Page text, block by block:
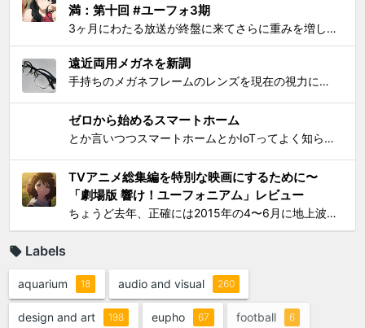
満：第十回 #ユーフォ3期
3ヶ月にわたる放送が終盤に来てさらに重みを増して、それをどう自分なりに消化してテキストとして残せばいいかを考えてたら数週間が経過してました。難関である関西大会を前に北宇治高校吹奏楽部とその部長でひとりのユーフォニアム奏者でもある黄前久美子という人物に「史上最大の危機」が訪れたのが...
遠近両用メガネを新調
手持ちのメガネフレームのレンズを現在の視力に合わせて総入れ替えしてから気になり始めた手元を見るときの違和感が特にこの1年で増したので、思い切って遠近両用メガネを新調した。要するにアラフィフにふさわしく老眼が進んで近くが見えづらくなったので、道具でサポートせねばならなくなったわけで...
ゼロから始めるスマートホーム
とか言いつつスマートホームとかIoTってよく知らんけど、おもしろ電気小物を活用して家電生活をもっとエンジョイしちゃおう！というわけで初歩的なものからIT系ガジェットまで一気に紹介して使い方の提案をしようと思う。 0）アナログ的なもの：リモコンコンセント、タイマーつきコンセント...
TVアニメ総集編を特別な映画にするために〜
「劇場版 響け！ユーフォニアム」レビュー
ちょうど去年、正確には2015年の4〜6月に地上波放映されたTVシリーズアニメ「響け！ユーフォニアム」（以下TV版）に思いっきりハマって遂には舞台となった宇治への「聖地巡礼」まで敢行してしまったのは、このブログでご報告してきた通り。過去のあれこれを知りたい方は以下をどうぞ： ...
Labels
aquarium 18 audio and visual 260
design and art 198 eupho 67 football 6